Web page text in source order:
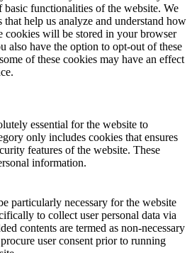
functionalities of the website. We
help us analyze and understand how
cookies will be stored in your browser
also have the option to opt-out of these
of these cookies may have an effect
essential for the website to
only includes cookies that ensures
features of the website. These
information.
particularly necessary for the website
to collect user personal data via
contents are termed as non-necessary
user consent prior to running